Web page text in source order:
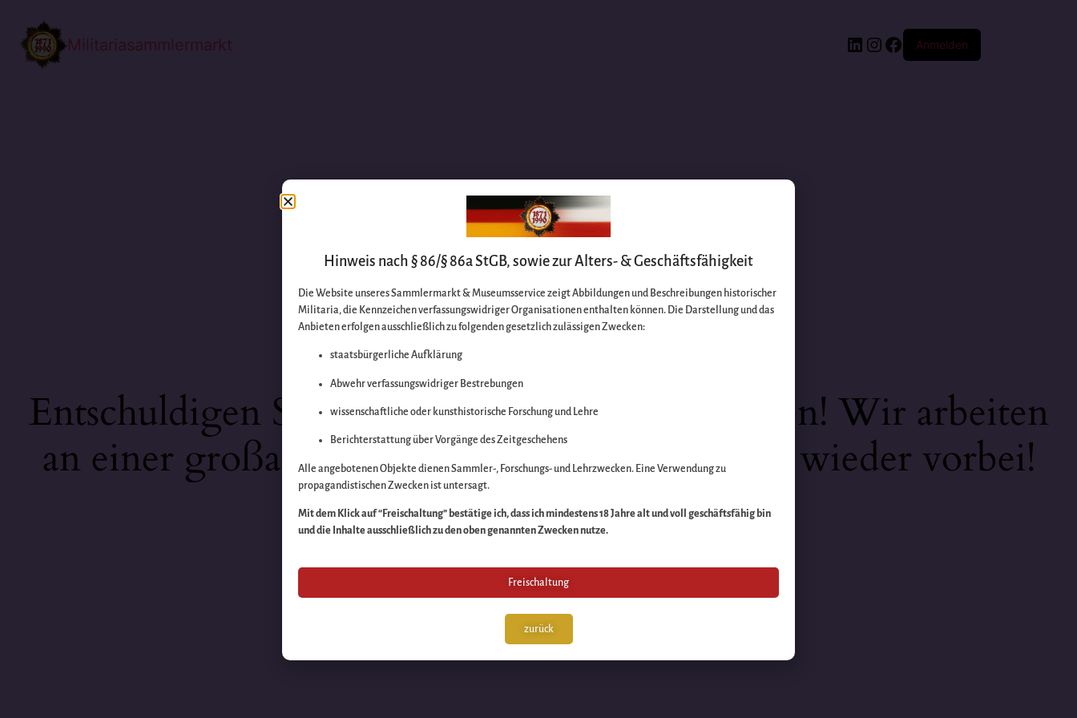
Militariasammlermarkt Anmelden
Entschuldigen Sie bitte die Unannehmlichkeiten! Wir arbeiten
an einer großartigen Sache – schauen Sie bald wieder vorbei!
Hinweis nach § 86/§ 86a StGB, sowie zur Alters- & Geschäftsfähigkeit
Die Website unseres Sammlermarkt & Museumsservice zeigt Abbildungen und Beschreibungen historischer
Militaria, die Kennzeichen verfassungswidriger Organisationen enthalten können. Die Darstellung und das
Anbieten erfolgen ausschließlich zu folgenden gesetzlich zulässigen Zwecken:
staatsbürgerliche Aufklärung
Abwehr verfassungswidriger Bestrebungen
wissenschaftliche oder kunsthistorische Forschung und Lehre
Berichterstattung über Vorgänge des Zeitgeschehens
Alle angebotenen Objekte dienen Sammler-, Forschungs- und Lehrzwecken. Eine Verwendung zu
propagandistischen Zwecken ist untersagt.
Mit dem Klick auf “Freischaltung” bestätige ich, dass ich mindestens 18 Jahre alt und voll geschäftsfähig bin
und die Inhalte ausschließlich zu den oben genannten Zwecken nutze.
Freischaltung
zurück